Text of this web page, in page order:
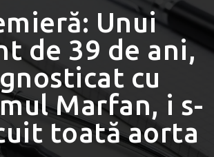
Unui
de 39 de ani,
cu
Marfan, i s-
toată aorta